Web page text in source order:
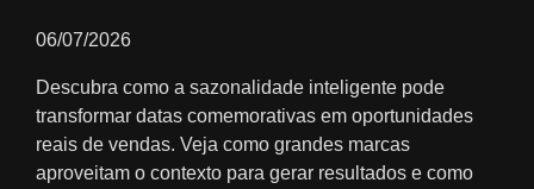
06/07/2026
Descubra como a sazonalidade inteligente pode
transformar datas comemorativas em oportunidades
reais de vendas. Veja como grandes marcas
aproveitam o contexto para gerar resultados e como